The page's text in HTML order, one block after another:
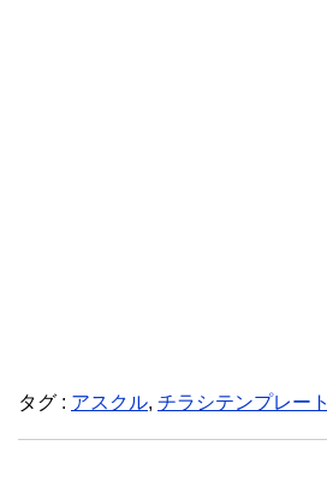
タグ : アスクル, チラシテンプレート